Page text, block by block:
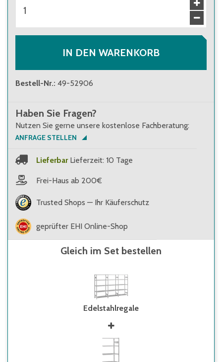
IN DEN WARENKORB
Bestell-Nr.: 49-52906
Haben Sie Fragen?
Nutzen Sie gerne unsere kostenlose Fachberatung:
ANFRAGE STELLEN
Lieferbar Lieferzeit: 10 Tage
Frei-Haus ab 200€
Trusted Shops — Ihr Käuferschutz
geprüfter EHI Online-Shop
Gleich im Set bestellen
Edelstahlregale